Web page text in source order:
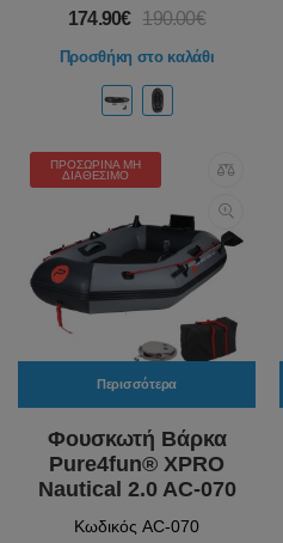
174.90€ 190.00€
Προσθήκη στο καλάθι
ΠΡΟΣΩΡΙΝΆ ΜΗ
ΔΙΑΘΈΣΙΜΟ
Περισσότερα
Φουσκωτή Βάρκα
Pure4fun® XPRO
Nautical 2.0 AC-070
Κωδικός AC-070